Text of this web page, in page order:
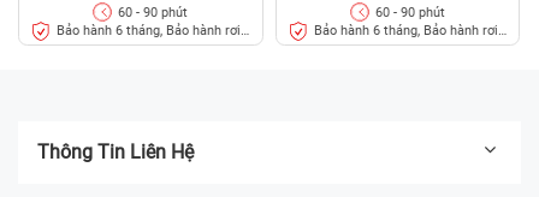
đập dẫn đến nứt vỡ nghiêm trọng nên mất đi khả
khiến iPad hỏng cảm ứng.
60 - 90 phút
Bảo hành 6 tháng, Bảo hành rơi
vỡ
60 - 90 phút
Bảo hành 6 tháng, Bảo hành rơi
vỡ
Thông Tin Liên Hệ